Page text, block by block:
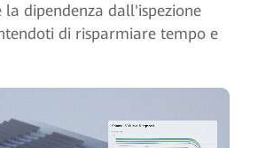
la dipendenza dall'ispezione
di risparmiare tempo e